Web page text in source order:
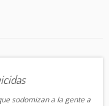
sodomizan a la gente a